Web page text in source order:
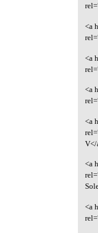
<a
<a
<a
<a
V</
<a
<a